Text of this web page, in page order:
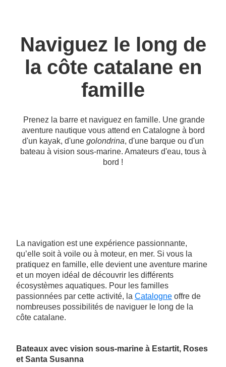
Naviguez le long de
la côte catalane en
famille
Prenez la barre et naviguez en famille. Une grande
aventure nautique vous attend en Catalogne à bord
d'un kayak, d'une golondrina, d'une barque ou d'un
bateau à vision sous-marine. Amateurs d'eau, tous à
bord !
La navigation est une expérience passionnante,
qu’elle soit à voile ou à moteur, en mer. Si vous la
pratiquez en famille, elle devient une aventure marine
et un moyen idéal de découvrir les différents
écosystèmes aquatiques. Pour les familles
passionnées par cette activité, la Catalogne offre de
nombreuses possibilités de naviguer le long de la
côte catalane.
Bateaux avec vision sous-marine à Estartit, Roses
et Santa Susanna